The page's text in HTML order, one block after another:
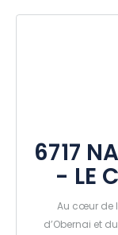
6717
- LE
Au cœur de
d’Obernai et